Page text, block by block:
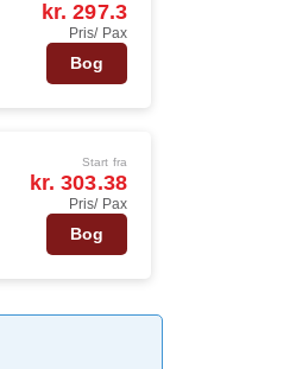
kr. 297.3
Pris/ Pax
Bog
Start fra
kr. 303.38
Pris/ Pax
Bog